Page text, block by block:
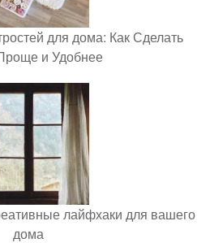
для дома: Как Сделать
и Удобнее
лайфхаки для вашего
дома